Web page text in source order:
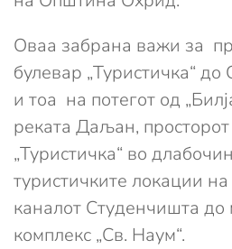
Оваа забрана важи за
булевар „Туристичка“
и тоа на потегот од
реката Даљан,
„Туристичка“ во
туристичките локации на
каналот Студенчишта до
комплекс „Св. Наум“.